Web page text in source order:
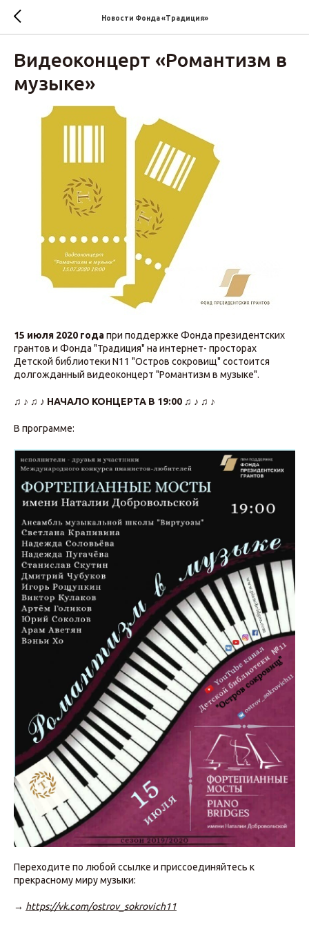
Новости Фонда «Традиция»‎
Видеоконцерт «Романтизм в
музыке»‎
15 июля 2020 годапри поддержке Фонда президентских
грантов и Фонда "Традиция" на интернет- просторах
Детской библиотеки N11 "Остров сокровищ" состоится
долгожданный видеоконцерт "Романтизм в музыке".
♫ ♪ ♫ ♪ НАЧАЛО КОНЦЕРТА В 19:00 ♫ ♪ ♫ ♪
В программе:
Переходите по любой ссылке и приссоединяйтесь к
прекрасному миру музыки:
→ https://vk.com/ostrov_sokrovich11